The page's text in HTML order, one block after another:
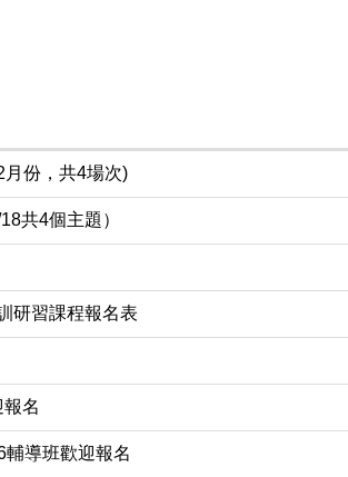
份，共4場次)
共4個主題）
研習課程報名表
名
輔導班歡迎報名